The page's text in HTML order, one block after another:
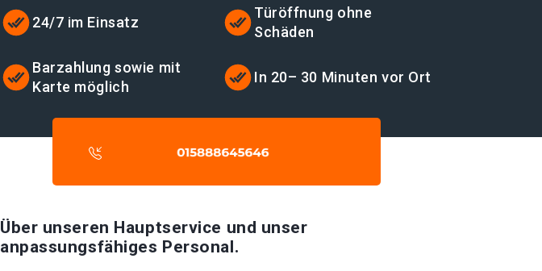
24/7 im Einsatz
Türöffnung ohne
Schäden
Barzahlung sowie mit
Karte möglich
In 20– 30 Minuten vor Ort
Über unseren Hauptservice und unser
anpassungsfähiges Personal.